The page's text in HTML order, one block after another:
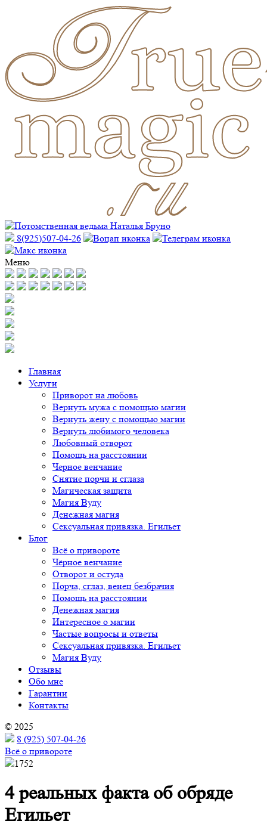
8(925)507-04-26
Меню
Главная
Услуги
Приворот на любовь
Вернуть мужа с помощью магии
Вернуть жену с помощью магии
Вернуть любимого человека
Любовный отворот
Помощь на расстоянии
Черное венчание
Снятие порчи и сглаза
Магическая защита
Магия Вуду
Денежная магия
Сексуальная привязка. Егильет
Блог
Всё о привороте
Чёрное венчание
Отворот и остуда
Порча, сглаз, венец безбрачия
Помощь на расстоянии
Денежная магия
Интересное о магии
Частые вопросы и ответы
Сексуальная привязка. Егильет
Магия Вуду
Отзывы
Обо мне
Гарантии
Контакты
© 2025
8 (925) 507-04-26
Всё о привороте
1752
4 реальных факта об обряде
Егильет